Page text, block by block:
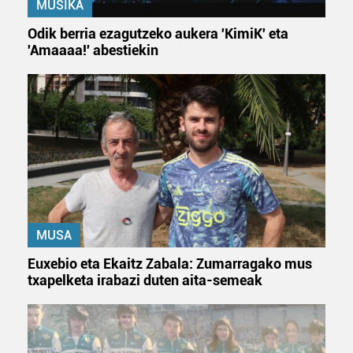
MUSIKA
Odik berria ezagutzeko aukera 'KimiK' eta
'Amaaaa!' abestiekin
MUSA
Euxebio eta Ekaitz Zabala: Zumarragako mus
txapelketa irabazi duten aita-semeak